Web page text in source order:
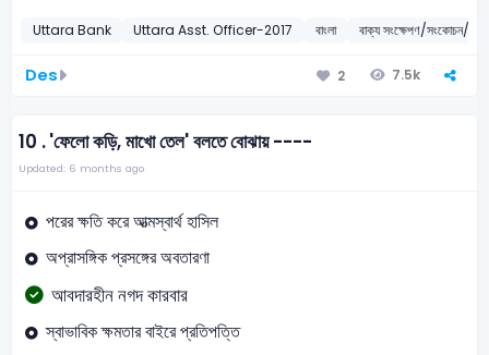
Uttara Bank Uttara Asst. Officer-2017 বাংলা বাক্য সংক্ষেপণ/সংকোচন/এক
Des 2 7.5k
10 .'ফেলো কড়ি, মাখো তেল' বলতে বোঝায় ----
Updated: 6 months ago
পরের ক্ষতি করে আত্মস্বার্থ হাসিল
অপ্রাসঙ্গিক প্রসঙ্গের অবতারণা
আবদারহীন নগদ কারবার
স্বাভাবিক ক্ষমতার বাইরে প্রতিপত্তি